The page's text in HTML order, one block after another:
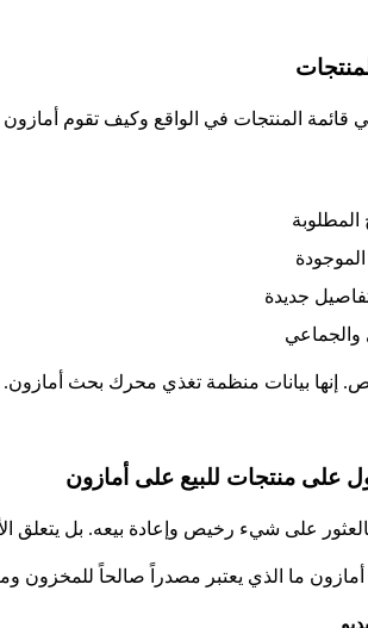
قائمة المنتجات في الواقع وكيف تقوم أمازون
المطلوبة
جديدة
والجماعي
إنها بيانات منظمة تغذي محرك بحث أمازون.
بالعثور على شيء رخيص وإعادة بيعه. بل يتعلق
ما الذي يعتبر مصدراً صالحاً للمخزون